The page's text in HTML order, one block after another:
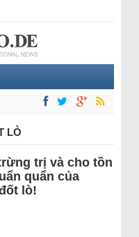
LÒ
trị và cho tồn
quẩn của
lò!